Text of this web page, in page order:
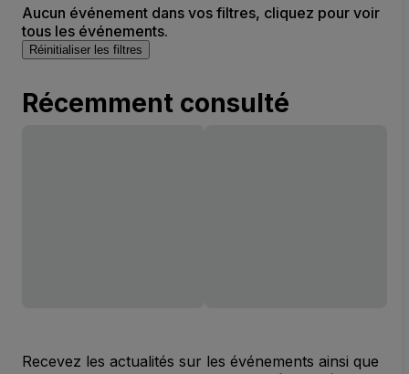
Aucun événement dans vos filtres, cliquez pour voir
tous les événements.
Réinitialiser les filtres
Récemment consulté
Recevez les actualités sur les événements ainsi que